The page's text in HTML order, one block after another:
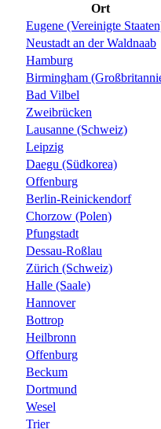
Ort
Eugene (Vereinigte
Neustadt an der Waldnaab
Hamburg
Birmingham
Bad Vilbel
Zweibrücken
Lausanne (Schweiz)
Leipzig
Daegu (Südkorea)
Offenburg
Berlin-Reinickendorf
Chorzow (Polen)
Pfungstadt
Dessau-Roßlau
Zürich (Schweiz)
Halle (Saale)
Hannover
Bottrop
Heilbronn
Offenburg
Beckum
Dortmund
Wesel
Trier